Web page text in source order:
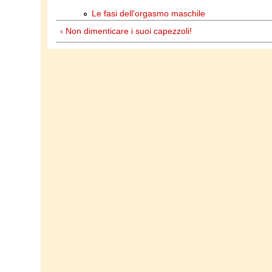
Le fasi dell'orgasmo maschile
‹ Non dimenticare i suoi capezzoli!